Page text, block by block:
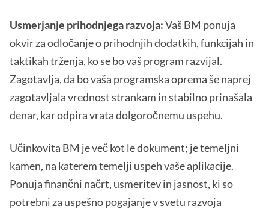
Usmerjanje prihodnjega razvoja:Vaš BM ponuja
okvir za odločanje o prihodnjih dodatkih, funkcijah in
taktikah trženja, ko se bo vaš program razvijal.
Zagotavlja, da bo vaša programska oprema še naprej
zagotavljala vrednost strankam in stabilno prinašala
denar, kar odpira vrata dolgoročnemu uspehu.
Učinkovita BM je več kot le dokument; je temeljni
kamen, na katerem temelji uspeh vaše aplikacije.
Ponuja finančni načrt, usmeritev in jasnost, ki so
potrebni za uspešno pogajanje v svetu razvoja